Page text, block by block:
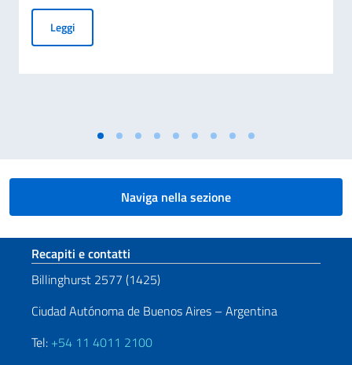
LeggiGiornata Nazionale del Sacrificio del Lavoro Italiano nel
Naviga nella sezione
Sezione footer
Recapiti e contatti
Billinghurst 2577 (1425)
Ciudad Autónoma de Buenos Aires – Argentina
Tel: +54 11 4011 2100